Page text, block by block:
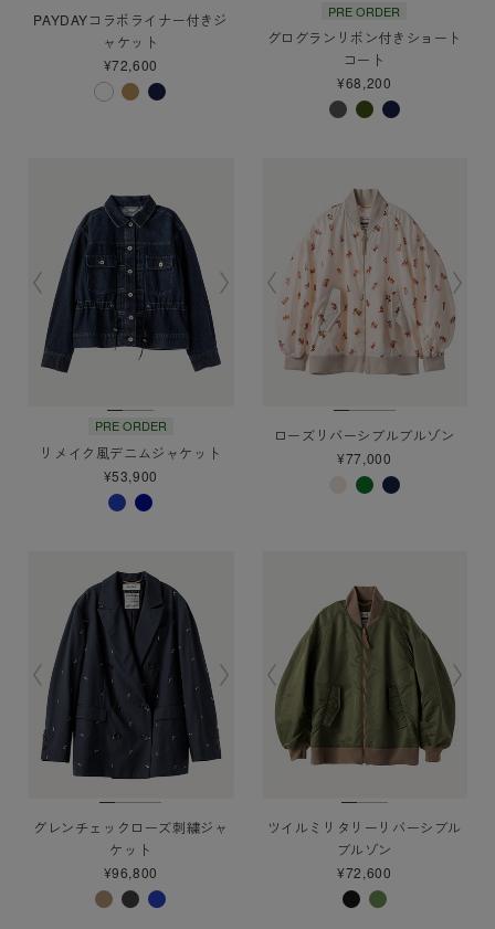
PAYDAYコラボライナー付きジ
ャケット
¥72,600
PRE ORDER
グログランリボン付きショート
コート
¥68,200
PRE ORDER
リメイク風デニムジャケット
¥53,900
ローズリバーシブルブルゾン
¥77,000
グレンチェックローズ刺繍ジャ
ケット
¥96,800
ツイルミリタリーリバーシブル
ブルゾン
¥72,600